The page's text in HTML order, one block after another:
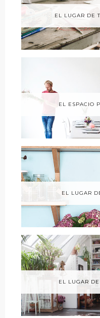
EL LUGAR DE
EL ESPACIO
EL LUGAR
EL LUGAR